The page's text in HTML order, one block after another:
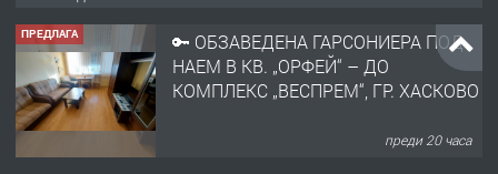
ПРЕДЛАГА
🔑 ОБЗАВЕДЕНА ГАРСОНИЕРА ПОД
НАЕМ В КВ. „ОРФЕЙ“ – ДО
КОМПЛЕКС „ВЕСПРЕМ“, ГР. ХАСКОВО
преди 20 часа